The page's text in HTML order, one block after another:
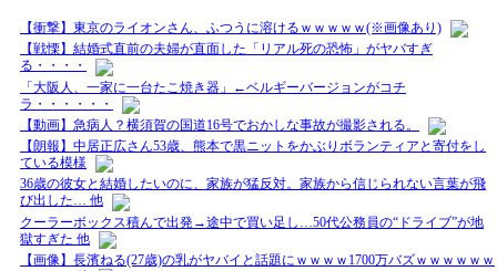
【衝撃】東京のライオンさん、ふつうに溶けるｗｗｗｗｗ(※画像あり)
【戦慄】結婚式直前の夫婦が直面した「リアル死の恐怖」がヤバすぎ
る・・・・
「大阪人、一家に一台たこ焼き器」←ベルギーバージョンがコチ
ラ・・・・・・
【動画】急病人？横須賀の国道16号でおかしな事故が撮影される。
【朗報】中居正広さん53歳、熊本で黒ニットをかぶりボランティアと寄付をし
ている模様
36歳の彼女と結婚したいのに、家族が猛反対。家族から信じられない言葉が飛
び出した… 他
クーラーボックス積んで出発→途中で買い足し…50代公務員の“ドライブ”が地
獄すぎた 他
【画像】長濱ねる(27歳)の乳がヤバイと話題にｗｗｗｗ1700万バズｗｗｗｗｗｗ